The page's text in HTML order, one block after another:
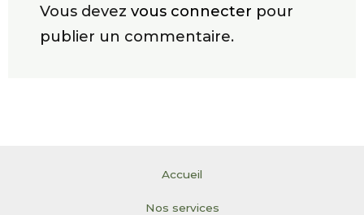
Vous devez vous connecter pour
publier un commentaire.
Accueil
Nos services